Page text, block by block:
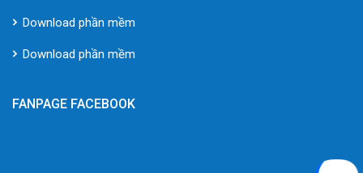
Download phần mềm
Download phần mềm
FANPAGE FACEBOOK